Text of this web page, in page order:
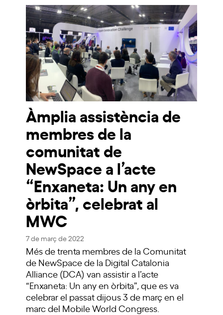
Àmplia assistència de
membres de la
comunitat de
NewSpace a l’acte
“Enxaneta: Un any en
òrbita”, celebrat al
MWC
7 de març de 2022
Més de trenta membres de la Comunitat
de NewSpace de la Digital Catalonia
Alliance (DCA) van assistir a l’acte
“Enxaneta: Un any en òrbita”, que es va
celebrar el passat dijous 3 de març en el
marc del Mobile World Congress.